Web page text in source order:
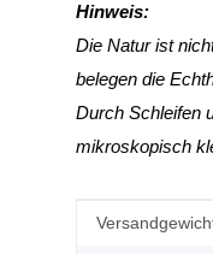
Hinweis:
Die Natur ist
belegen die
Durch Schleifen
mikroskopisch
Wert